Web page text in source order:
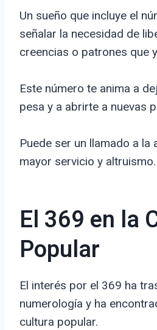
Un sueño que incluye el
señalar la necesidad de
creencias o patrones que
Este número te anima a
pesa y a abrirte a nuevas
Puede ser un llamado a la
mayor servicio y altruismo.
El 369 en la
Popular
El interés por el 369 ha
numerología y ha
cultura popular.